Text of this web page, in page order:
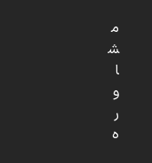
م
ش
ا
و
ر
ه